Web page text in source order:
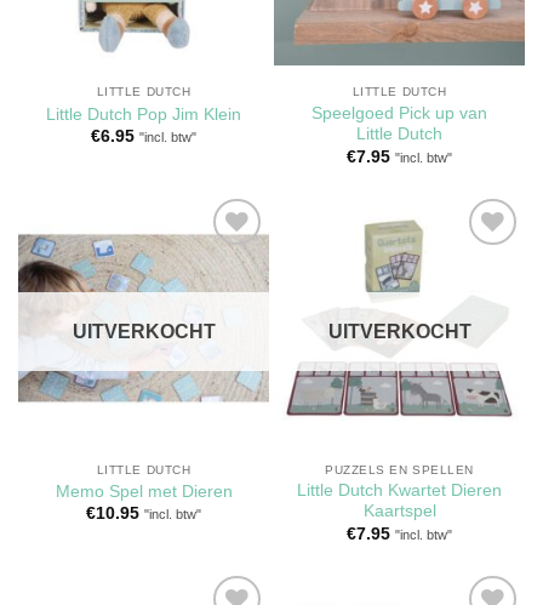
LITTLE DUTCH
Little Dutch Pop Jim Klein
€6.95 "incl. btw"
LITTLE DUTCH
Speelgoed Pick up van
Little Dutch
€7.95 "incl. btw"
Toevoegen
aan
UITVERKOCHT
LITTLE DUTCH
Memo Spel met Dieren
€10.95 "incl. btw"
UITVERKOCHT
PUZZELS EN SPELLEN
Little Dutch Kwartet Dieren
Kaartspel
€7.95 "incl. btw"